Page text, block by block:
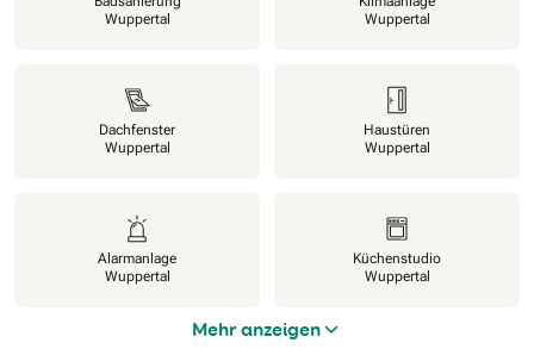
Wuppertal
Wuppertal
Dachfenster
Wuppertal
Haustüren
Wuppertal
Alarmanlage
Wuppertal
Küchenstudio
Wuppertal
Mehr anzeigen